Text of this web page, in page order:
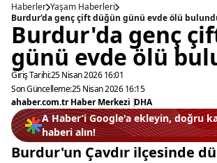
Haberler Yaşam Haberleri
Burdur'da genç çift düğün günü evde ölü
Burdur'da genç
günü evde ölü
Giriş Tarihi:25 Nisan 2026 16:01
Son Güncelleme:25 Nisan 2026 16:15
ahaber.com.tr Haber Merkezi |DHA
A Haber’i Google'a ekleyin, doğru
haberi alın!
Burdur'un Çavdır ilçesinde